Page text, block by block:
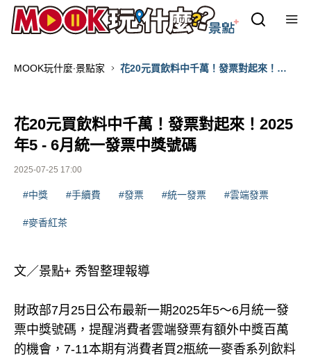
MOOK玩什麼‧景點家
花20元買飲料中千萬！發票對起來！
花20元買飲料中千萬！發票對起來！2025
年5 - 6月統一發票中獎號碼
2025-07-25 17:00
#中獎 #手續費 #發票 #統一發票 #雲端發票
#麥香紅茶
文／景點+ 秀智整理報導
財政部7月25日公布最新一期2025年5～6月統一發
票中獎號碼，提醒消費者雲端發票有額外中獎百萬
的機會，7-11本期有消費者買2瓶統一麥香系列飲料